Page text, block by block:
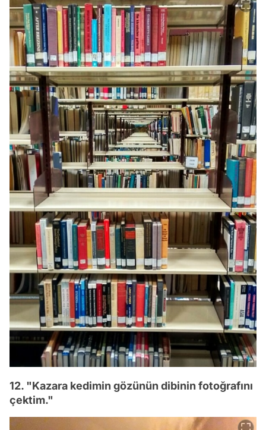
12. "Kazara kedimin gözünün dibinin fotoğrafını
çektim."